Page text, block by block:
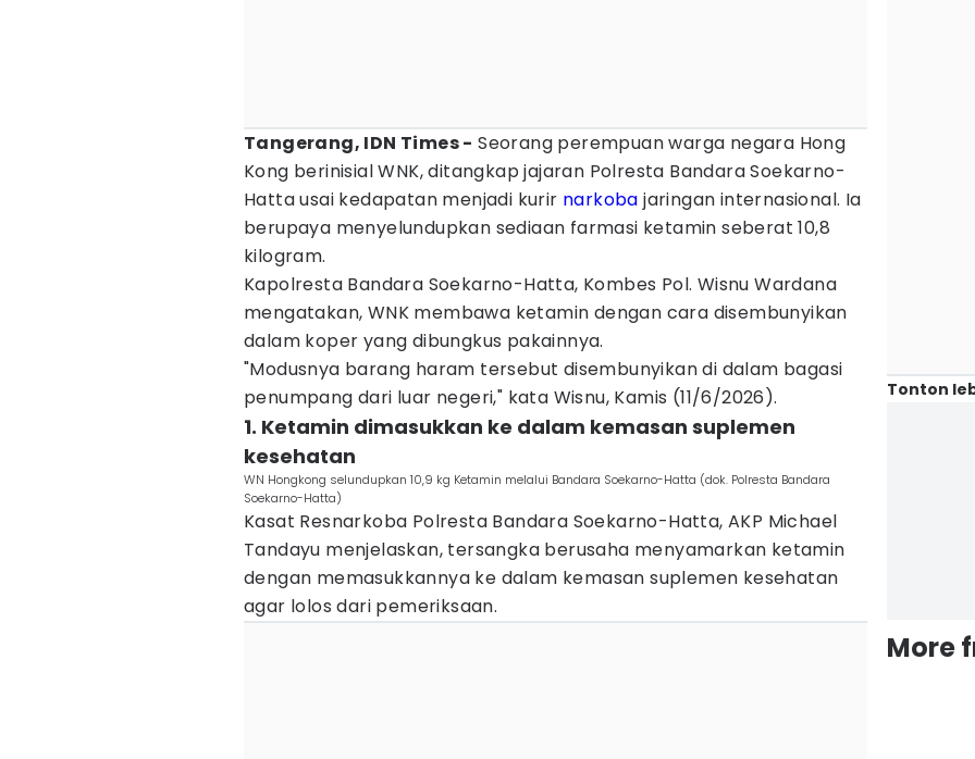
Tangerang, IDN Times - Seorang perempuan warga negara Hong
Kong berinisial WNK, ditangkap jajaran Polresta Bandara Soekarno-
Hatta usai kedapatan menjadi kurir narkoba jaringan internasional. Ia
berupaya menyelundupkan sediaan farmasi ketamin seberat 10,8
kilogram.
Kapolresta Bandara Soekarno-Hatta, Kombes Pol. Wisnu Wardana
mengatakan, WNK membawa ketamin dengan cara disembunyikan
dalam koper yang dibungkus pakainnya.
"Modusnya barang haram tersebut disembunyikan di dalam bagasi
penumpang dari luar negeri," kata Wisnu, Kamis (11/6/2026).
1. Ketamin dimasukkan ke dalam kemasan suplemen
kesehatan
WN Hongkong selundupkan 10,9 kg Ketamin melalui Bandara Soekarno-Hatta (dok. Polresta Bandara
Soekarno-Hatta)
Kasat Resnarkoba Polresta Bandara Soekarno-Hatta, AKP Michael
Tandayu menjelaskan, tersangka berusaha menyamarkan ketamin
dengan memasukkannya ke dalam kemasan suplemen kesehatan
agar lolos dari pemeriksaan.
Tonton
More